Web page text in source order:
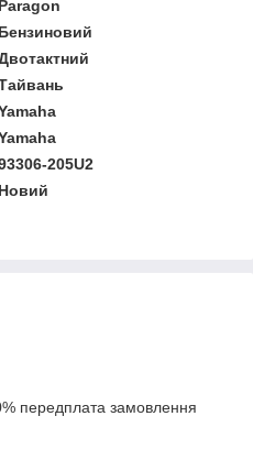
Paragon
Бензиновий
205U2
Новий
передплата замовлення